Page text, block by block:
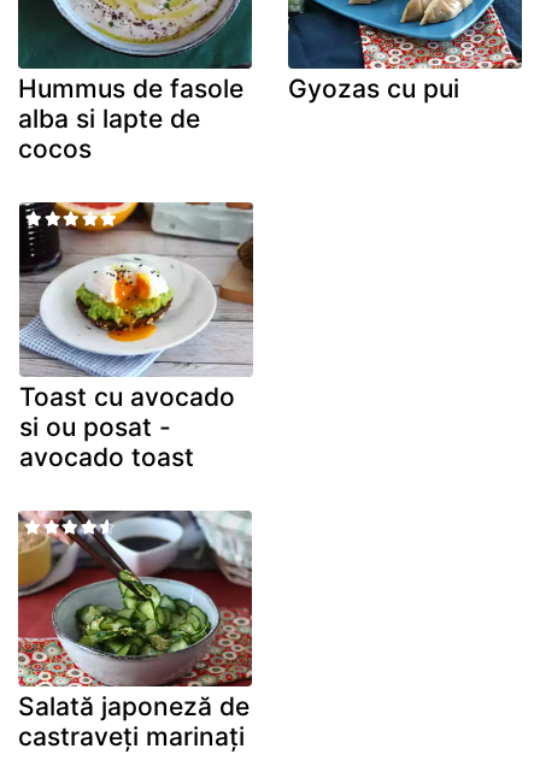
Hummus de fasole
alba si lapte de
cocos
Gyozas cu pui
Toast cu avocado
si ou posat -
avocado toast
Salată japoneză de
castraveți marinați